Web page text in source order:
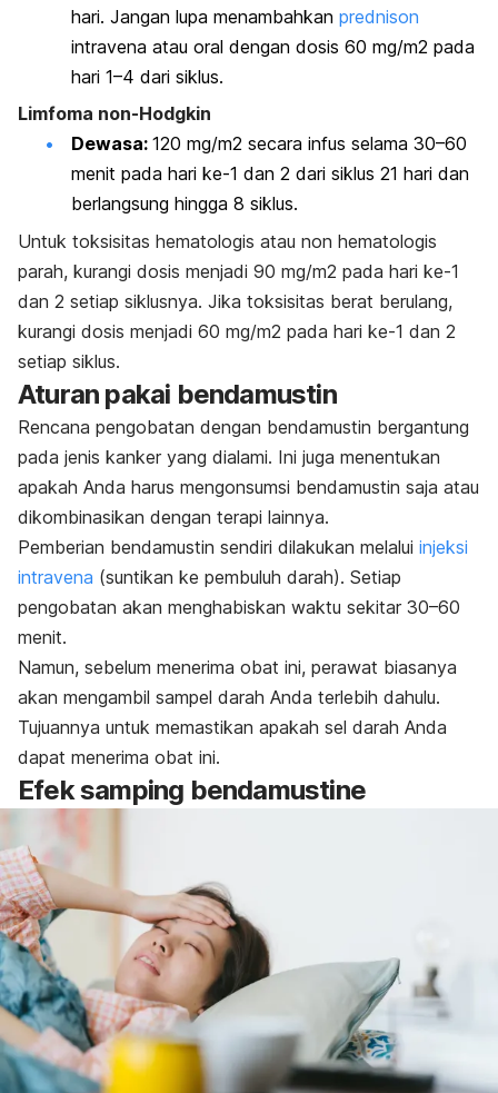
hari. Jangan lupa menambahkan prednison
intravena atau oral dengan dosis 60 mg/m2 pada
hari 1–4 dari siklus.
Limfoma non-Hodgkin
Dewasa: 120 mg/m2 secara infus selama 30–60
menit pada hari ke-1 dan 2 dari siklus 21 hari dan
berlangsung hingga 8 siklus.
Untuk toksisitas hematologis atau non hematologis
parah, kurangi dosis menjadi 90 mg/m2 pada hari ke-1
dan 2 setiap siklusnya. Jika toksisitas berat berulang,
kurangi dosis menjadi 60 mg/m2 pada hari ke-1 dan 2
setiap siklus.
Aturan pakai bendamustin
Rencana pengobatan dengan bendamustin bergantung
pada jenis kanker yang dialami. Ini juga menentukan
apakah Anda harus mengonsumsi bendamustin saja atau
dikombinasikan dengan terapi lainnya.
Pemberian bendamustin sendiri dilakukan melalui injeksi
intravena (suntikan ke pembuluh darah). Setiap
pengobatan akan menghabiskan waktu sekitar 30–60
menit.
Namun, sebelum menerima obat ini, perawat biasanya
akan mengambil sampel darah Anda terlebih dahulu.
Tujuannya untuk memastikan apakah sel darah Anda
dapat menerima obat ini.
Efek samping bendamustine